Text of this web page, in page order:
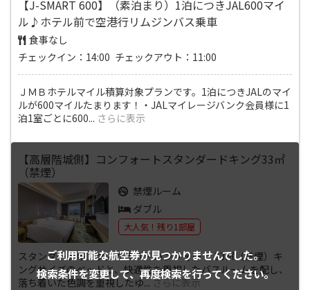
【J-SMART 600】（素泊まり）1泊につきJAL600マイ
ル♪ホテル前で空港行リムジンバス乗車
食事なし
チェックイン：14:00 チェックアウト：11:00
ＪＭＢホテルマイル積算対象プランです。1泊につきJALのマイ
ルが600マイルたまります！・JALマイレージバンク会員様に1
泊1室ごとに600... さらに表示
ご利用可能な航空券が見つかりませんでした。
検索条件を変更して、再度検索を行ってください。
【高層階城側】コンフォートスタンダードキング33㎡
（禁煙）
禁煙ルーム
ダブル
大人気！残り1部屋
スタンダードキング／クラス・コンフォート 33㎡（禁煙）キ
ングサイズのベッドと、快適性を重視したバスルームを配し、
落ち着いた色調を重視したゆ... さらに表示